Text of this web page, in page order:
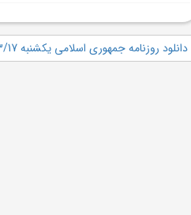
دانلود روزنامه جمهوری اسلامی یکشنبه 1405/03/17 شماره 13375